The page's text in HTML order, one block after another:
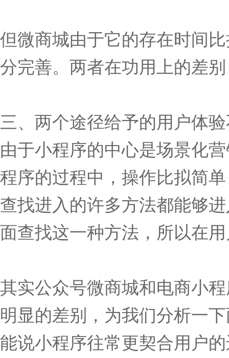
但微商城由于它的存在时间
分完善。两者在功用上的差
三、两个途径给予的用户体
由于小程序的中心是场景化
程序的过程中，操作比拟简
查找进入的许多方法都能够
面查找这一种方法，所以在
其实公众号微商城和电商小
明显的差别，为我们分析一
能说小程序往常更契合用户